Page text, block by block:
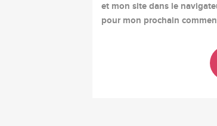
et mon site dans le
pour mon prochain